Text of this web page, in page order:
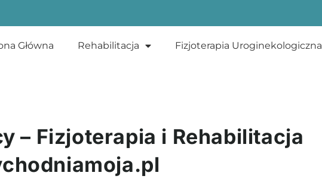
Główna Rehabilitacja Fizjoterapia Uroginekologiczna
– Fizjoterapia i Rehabilitacja